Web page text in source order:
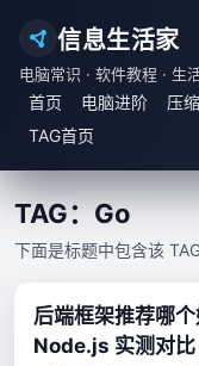
信息生活家
电脑常识 · 软件教程 · 生
首页 电脑进阶 压
TAG首页
TAG：Go
下面是标题中包含该
后端框架推荐哪
Node.js 实测对比